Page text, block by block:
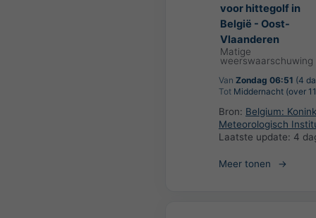
voor hittegolf in
België - Oost-
Vlaanderen
Matige
weerswaarschuwing
Van Zondag 06:51 (4
Tot Middernacht (over
Bron: Belgium:
Meteorologisch
Laatste update: 4
Meer tonen